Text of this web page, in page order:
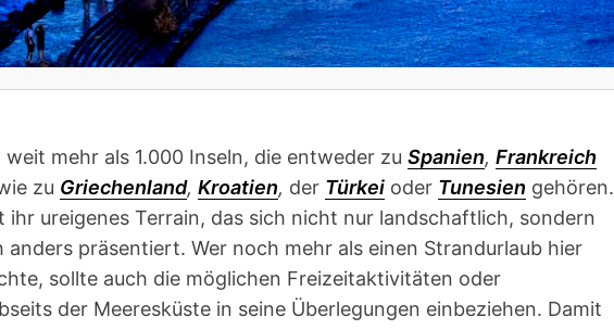
mehr als 1.000 Inseln, die entweder zu Spanien, Frankreich
zu Griechenland, Kroatien, der Türkei oder Tunesien gehören.
ihr ureigenes Terrain, das sich nicht nur landschaftlich, sondern
anders präsentiert. Wer noch mehr als einen Strandurlaub hier
sollte auch die möglichen Freizeitaktivitäten oder
der Meeresküste in seine Überlegungen einbeziehen. Damit